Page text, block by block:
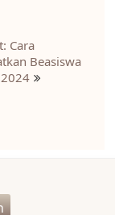
Cara
Beasiswa